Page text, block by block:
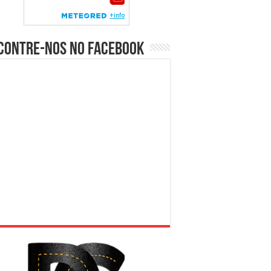
nos no Facebook